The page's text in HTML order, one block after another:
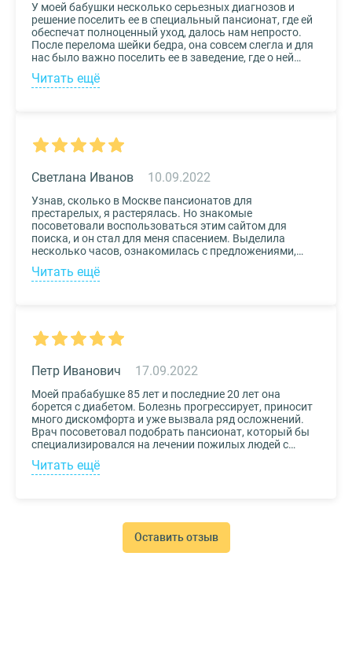
У моей бабушки несколько серьезных диагнозов и
решение поселить ее в специальный пансионат, где ей
обеспечат полноценный уход, далось нам непросто.
После перелома шейки бедра, она совсем слегла и для
нас было важно поселить ее в заведение, где о ней
будут заботиться круглосуточно. Остановили выбор
на реабилитационном центре Медвежьи Озера
Читать ещё
10.09.2022
Светлана Иванов
Узнав, сколько в Москве пансионатов для
престарелых, я растерялась. Но знакомые
посоветовали воспользоваться этим сайтом для
поиска, и он стал для меня спасением. Выделила
несколько часов, ознакомилась с предложениями,
доступными мне по цене и месту расположения и
выбрала два варианта. Связалась с администрацией
Читать ещё
17.09.2022
Петр Иванович
Моей прабабушке 85 лет и последние 20 лет она
борется с диабетом. Болезнь прогрессирует, приносит
много дискомфорта и уже вызвала ряд осложнений.
Врач посоветовал подобрать пансионат, который бы
специализировался на лечении пожилых людей с
диабетом. К выбору заведения подошли со всей
серьезностью, важно было, чтобы за прабабушкой
окружили заботой. Таким заведением оказался
пансионат для пожилых Опека. Находится в Москве, в
соседнем районе, поэтому проведывать дорогого нам
Читать ещё
Оставить отзыв